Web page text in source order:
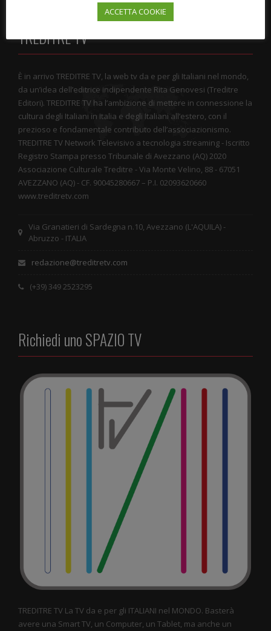
TREDITRE TV
È in arrivo TREDITRE TV, la web tv da e per gli Italiani nel mondo,
da un’idea dell’editrice indipendente Rita Genovesi (Treditre
Editori). TREDITRE TV ha l’ambizione di mettere in connessione la
cultura degli Italiani in Italia e degli Italiani all’estero, con il
prezioso e fondamentale contributo dell’associazionismo.
TREDITRE TV Network Televisivo a tecnologia streaming - Iscritto
Registro Stampa presso Tribunale di Avezzano (AQ) 2020
Associazione Culturale Treditre - Via Monte Velino, 88 - 67051
AVEZZANO (AQ) - CF. 90045280667 – P.I. 02093620660
www.treditretv.com
Via Granatieri di Sardegna n.10, Avezzano (L'AQUILA) -
Abruzzo - ITALIA
redazione@treditretv.com
(+39) 349 2523295
Richiedi uno SPAZIO TV
TREDITRE TV La TV da e per gli ITALIANI nel MONDO. Basterà
avere una Smart TV, un Computer, un Tablet, ma anche un
ACCETTA COOKIE